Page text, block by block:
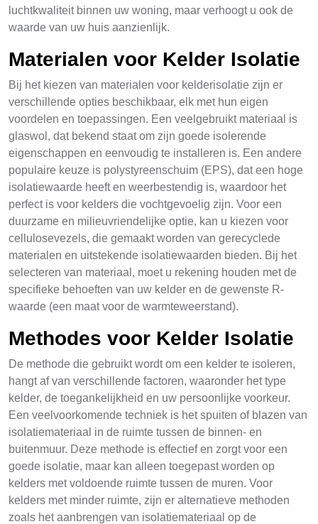
luchtkwaliteit binnen uw woning, maar verhoogt u ook de
waarde van uw huis aanzienlijk.
Materialen voor Kelder Isolatie
Bij het kiezen van materialen voor kelderisolatie zijn er
verschillende opties beschikbaar, elk met hun eigen
voordelen en toepassingen. Een veelgebruikt materiaal is
glaswol, dat bekend staat om zijn goede isolerende
eigenschappen en eenvoudig te installeren is. Een andere
populaire keuze is polystyreenschuim (EPS), dat een hoge
isolatiewaarde heeft en weerbestendig is, waardoor het
perfect is voor kelders die vochtgevoelig zijn. Voor een
duurzame en milieuvriendelijke optie, kan u kiezen voor
cellulosevezels, die gemaakt worden van gerecyclede
materialen en uitstekende isolatiewaarden bieden. Bij het
selecteren van materiaal, moet u rekening houden met de
specifieke behoeften van uw kelder en de gewenste R-
waarde (een maat voor de warmteweerstand).
Methodes voor Kelder Isolatie
De methode die gebruikt wordt om een kelder te isoleren,
hangt af van verschillende factoren, waaronder het type
kelder, de toegankelijkheid en uw persoonlijke voorkeur.
Een veelvoorkomende techniek is het spuiten of blazen van
isolatiemateriaal in de ruimte tussen de binnen- en
buitenmuur. Deze methode is effectief en zorgt voor een
goede isolatie, maar kan alleen toegepast worden op
kelders met voldoende ruimte tussen de muren. Voor
kelders met minder ruimte, zijn er alternatieve methoden
zoals het aanbrengen van isolatiemateriaal op de